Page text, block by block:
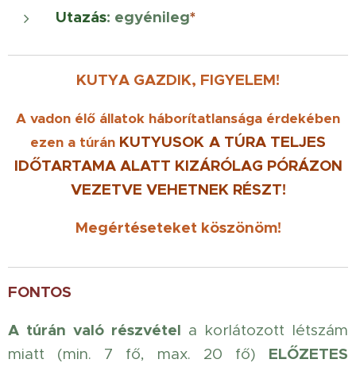
Utazás: egyénileg*
KUTYA GAZDIK, FIGYELEM!
A vadon élő állatok háborítatlansága érdekében
ezen a túrán KUTYUSOK A TÚRA TELJES
IDŐTARTAMA ALATT KIZÁRÓLAG PÓRÁZON
VEZETVE VEHETNEK RÉSZT!
Megértéseteket köszönöm!
FONTOS
A túrán való részvétel a korlátozott létszám
miatt (min. 7 fő, max. 20 fő) ELŐZETES